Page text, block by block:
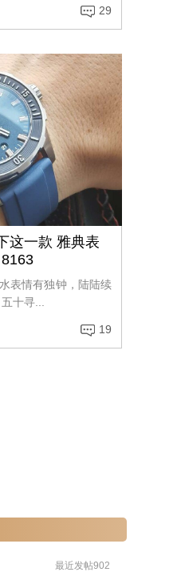
29
这一款 雅典表
表情有独钟，陆陆续
十寻...
19
最近发帖902